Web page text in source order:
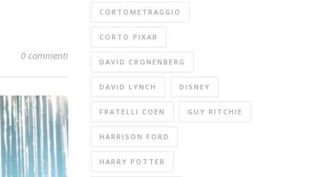
0 commenti
CORTOMETRAGGIO
CORTO PIXAR
DAVID CRONENBERG
DAVID LYNCH DISNEY
FRATELLI COEN GUY RITCHIE
HARRISON FORD
HARRY POTTER